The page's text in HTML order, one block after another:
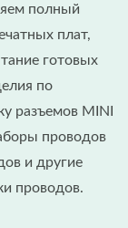
полный
плат,
готовых
по
разъемов MINI
проводов
и другие
проводов.